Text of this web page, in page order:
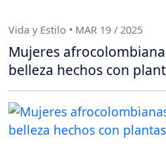
Vida y Estilo • MAR 19 / 2025
Mujeres
belleza hechos con